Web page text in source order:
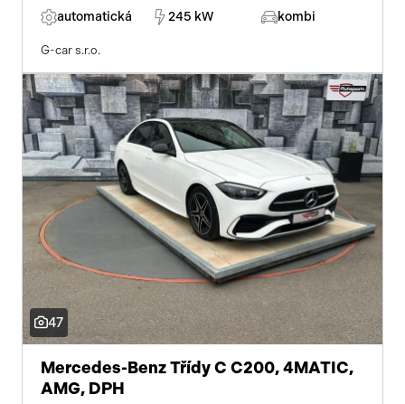
automatická
245 kW kombi
G-car s.r.o.
47
Mercedes-Benz Třídy C C200, 4MATIC,
AMG, DPH